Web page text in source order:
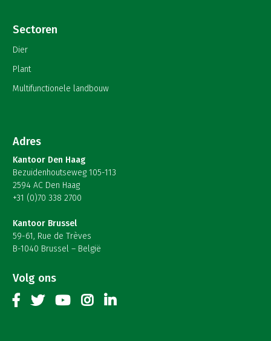
Sectoren
Dier
Plant
Multifunctionele landbouw
Adres
Kantoor Den Haag
Bezuidenhoutseweg 105-113
2594 AC Den Haag
+31 (0)70 338 2700
Kantoor Brussel
59-61, Rue de Trèves
B-1040 Brussel – België
Volg ons